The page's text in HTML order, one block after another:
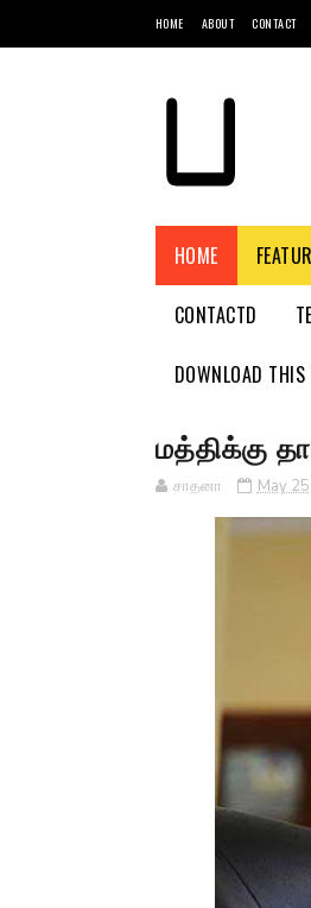
HOME ABOUT CONTACT
HOME
CONTACTD
DOWNLOAD THIS
மத்திக்கு
சாதனா May